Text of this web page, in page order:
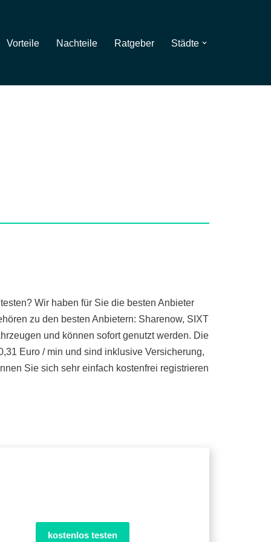
Vorteile Nachteile Ratgeber Städte
Wir haben für Sie die besten Anbieter
zu den besten Anbietern: Sharenow, SIXT
und können sofort genutzt werden. Die
Euro / min und sind inklusive Versicherung,
Sie sich sehr einfach kostenfrei registrieren
kostenlos testen